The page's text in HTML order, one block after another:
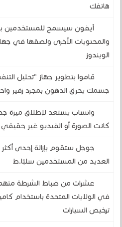
هاتفك
آيفون سيسمح للمستخدمين
والمحتويات الأخرى ولصقها في
الويندوز
قاموا بتطوير جهاز "تحليل
جسمك يحرق الدهون بمجرد زفير
واتساب يستعد لإطلاق ميزة
كانت الصورة أو الفيديو غير حقيقي
جوجل ستقوم بإزالة إحدى أكثر
العديد من المستخدمين سلبًا.ط
عشرات من ضباط الشرطة
في الولايات المتحدة باستخدام
ترخيص السيارات